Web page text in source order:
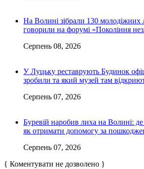
На Волині зібрали 130 молодіжних
говорили на форумі «Покоління
Серпень 08, 2026
У Луцьку реставрують Будинок
зробили та який музей там
Серпень 07, 2026
Буревій наробив лиха на Волині:
як отримати допомогу за
Серпень 07, 2026
{ Коментувати не дозволено }